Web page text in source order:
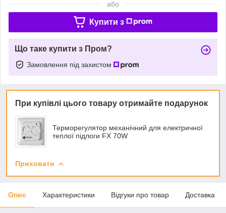
або
Купити з
Що таке купити з Пром?
Замовлення під захистом
При купівлі цього товару отримайте подарунок
Терморегулятор механічний для електричної
теплої підлоги FX 70W
Приховати
Опис Характеристики Відгуки про товар Доставка